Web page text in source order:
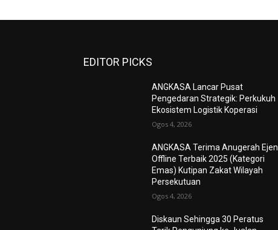
EDITOR PICKS
ANGKASA Lancar Pusat
Pengedaran Strategik: Perkukuh
Ekosistem Logistik Koperasi
Ogos 4, 2026
ANGKASA Terima Anugerah Ejen
Offline Terbaik 2025 (Kategori
Emas) Kutipan Zakat Wilayah
Persekutuan
Ogos 4, 2026
Diskaun Sehingga 30 Peratus